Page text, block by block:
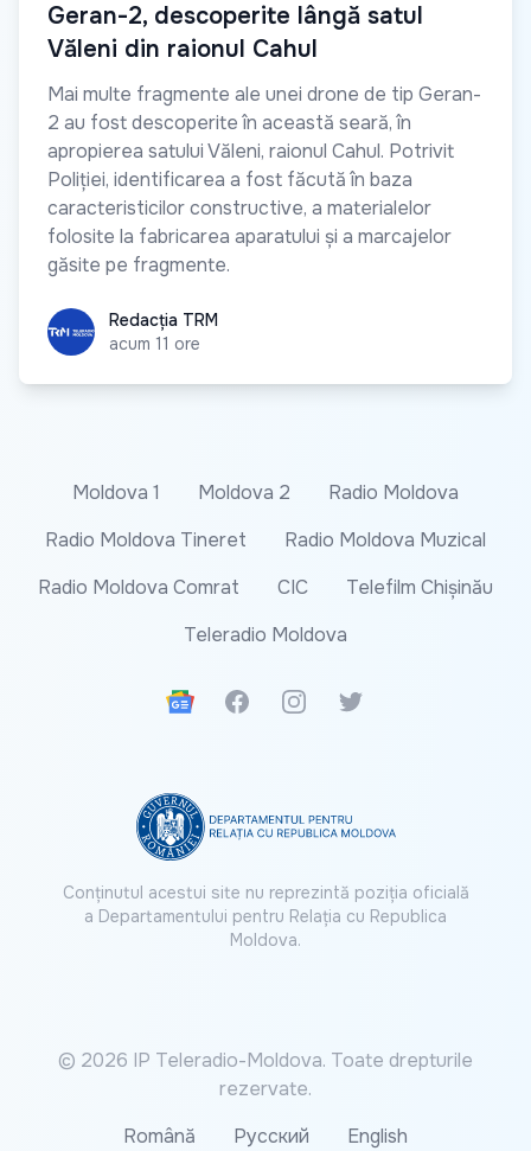
Geran-2, descoperite lângă satul
Văleni din raionul Cahul
Mai multe fragmente ale unei drone de tip Geran-
2 au fost descoperite în această seară, în
apropierea satului Văleni, raionul Cahul. Potrivit
Poliției, identificarea a fost făcută în baza
caracteristicilor constructive, a materialelor
folosite la fabricarea aparatului și a marcajelor
găsite pe fragmente.
Redacția TRM
Redacția TRM
acum 11 ore
Moldova 1 Moldova 2
Radio Moldova
Radio Moldova Tineret
Radio Moldova Muzical
Radio Moldova Comrat
CIC
Telefilm Chișinău
Teleradio Moldova
Google News
FacebookInstagramTwitter
Conținutul acestui site nu reprezintă poziția oficială
a Departamentului pentru Relația cu Republica
Moldova.
© 2026 IP Teleradio-Moldova. Toate drepturile
rezervate.
Română
Русский English